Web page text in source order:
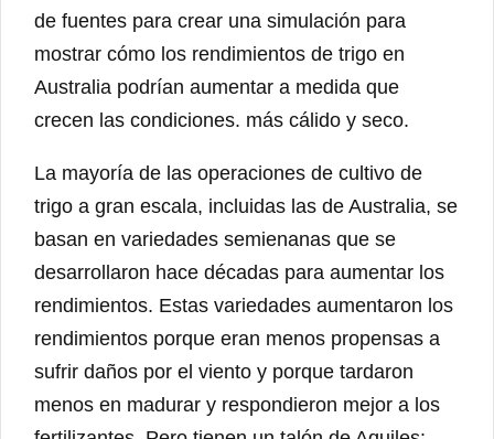
de fuentes para crear una simulación para
mostrar cómo los rendimientos de trigo en
Australia podrían aumentar a medida que
crecen las condiciones. más cálido y seco.
La mayoría de las operaciones de cultivo de
trigo a gran escala, incluidas las de Australia, se
basan en variedades semienanas que se
desarrollaron hace décadas para aumentar los
rendimientos. Estas variedades aumentaron los
rendimientos porque eran menos propensas a
sufrir daños por el viento y porque tardaron
menos en madurar y respondieron mejor a los